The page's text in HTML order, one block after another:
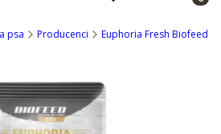
psa Producenci Euphoria Fresh Biofeed